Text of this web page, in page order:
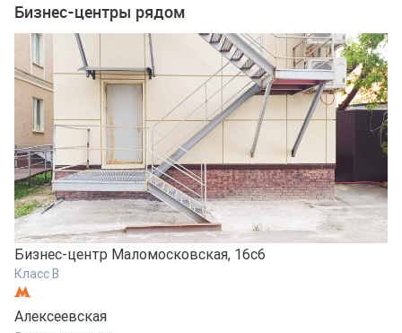
Бизнес-центры рядом
Бизнес-центр Маломосковская, 16с6
Класс B
Алексеевская